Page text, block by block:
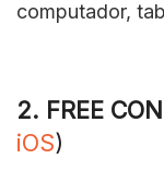
computador,
2. FREE
iOS)